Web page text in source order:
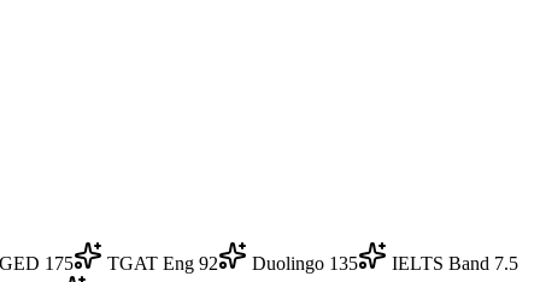
GED 175 TGAT Eng 92 Duolingo 135
IELTS Band 7.5